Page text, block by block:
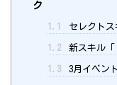
ク
1.1 セレクトス
1.2 新スキル
1.3 3月イベン